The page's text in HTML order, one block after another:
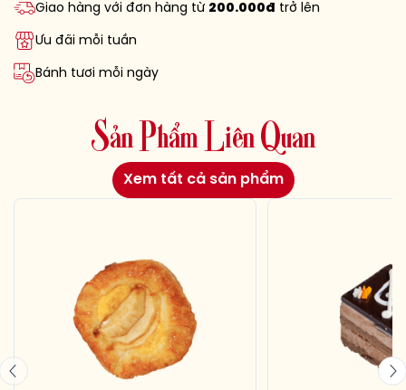
Giao hàng với đơn hàng từ 200.000đ trở lên
Ưu đãi mỗi tuần
Bánh tươi mỗi ngày
Sản Phẩm Liên Quan
Xem tất cả sản phẩm